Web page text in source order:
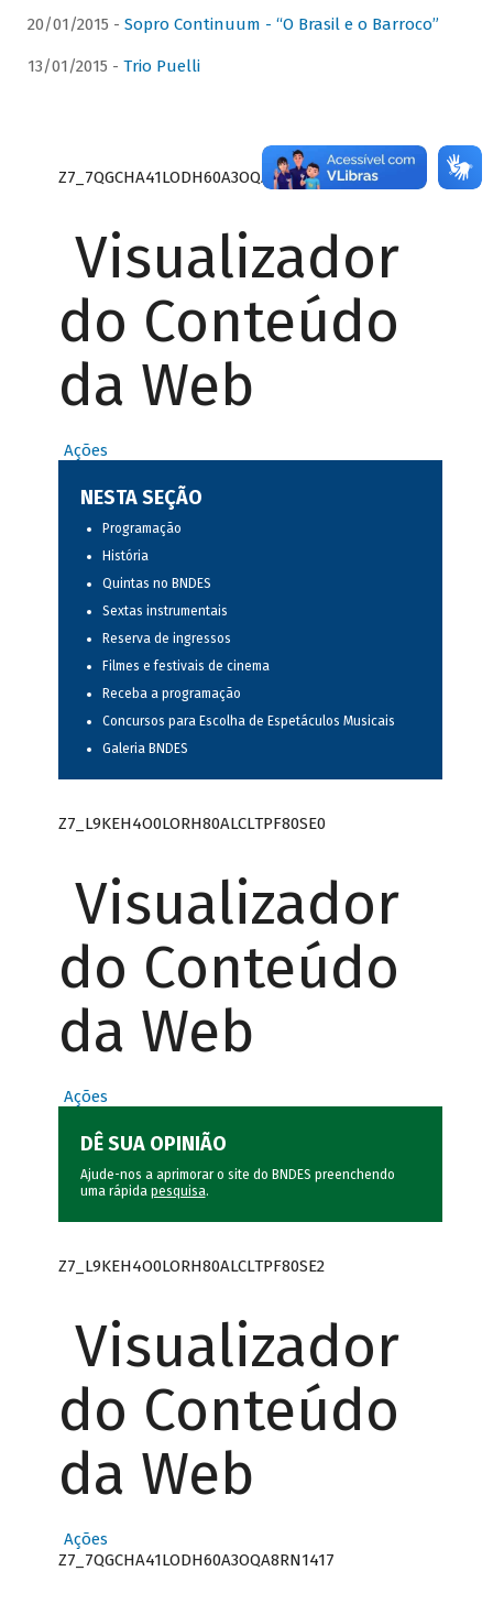
20/01/2015 - Sopro Continuum - “O Brasil e o Barroco”
13/01/2015 - Trio Puelli
Z7_7QGCHA41LODH60A3OQA8RN1415
Visualizador
do Conteúdo
da Web
Ações
NESTA SEÇÃO
Programação
História
Quintas no BNDES
Sextas instrumentais
Reserva de ingressos
Filmes e festivais de cinema
Receba a programação
Concursos para Escolha de Espetáculos Musicais
Galeria BNDES
Z7_L9KEH4O0LORH80ALCLTPF80SE0
Visualizador
do Conteúdo
da Web
Ações
DÊ SUA OPINIÃO
Ajude-nos a aprimorar o site do BNDES preenchendo
uma rápida pesquisa.
Z7_L9KEH4O0LORH80ALCLTPF80SE2
Visualizador
do Conteúdo
da Web
Ações
Z7_7QGCHA41LODH60A3OQA8RN1417